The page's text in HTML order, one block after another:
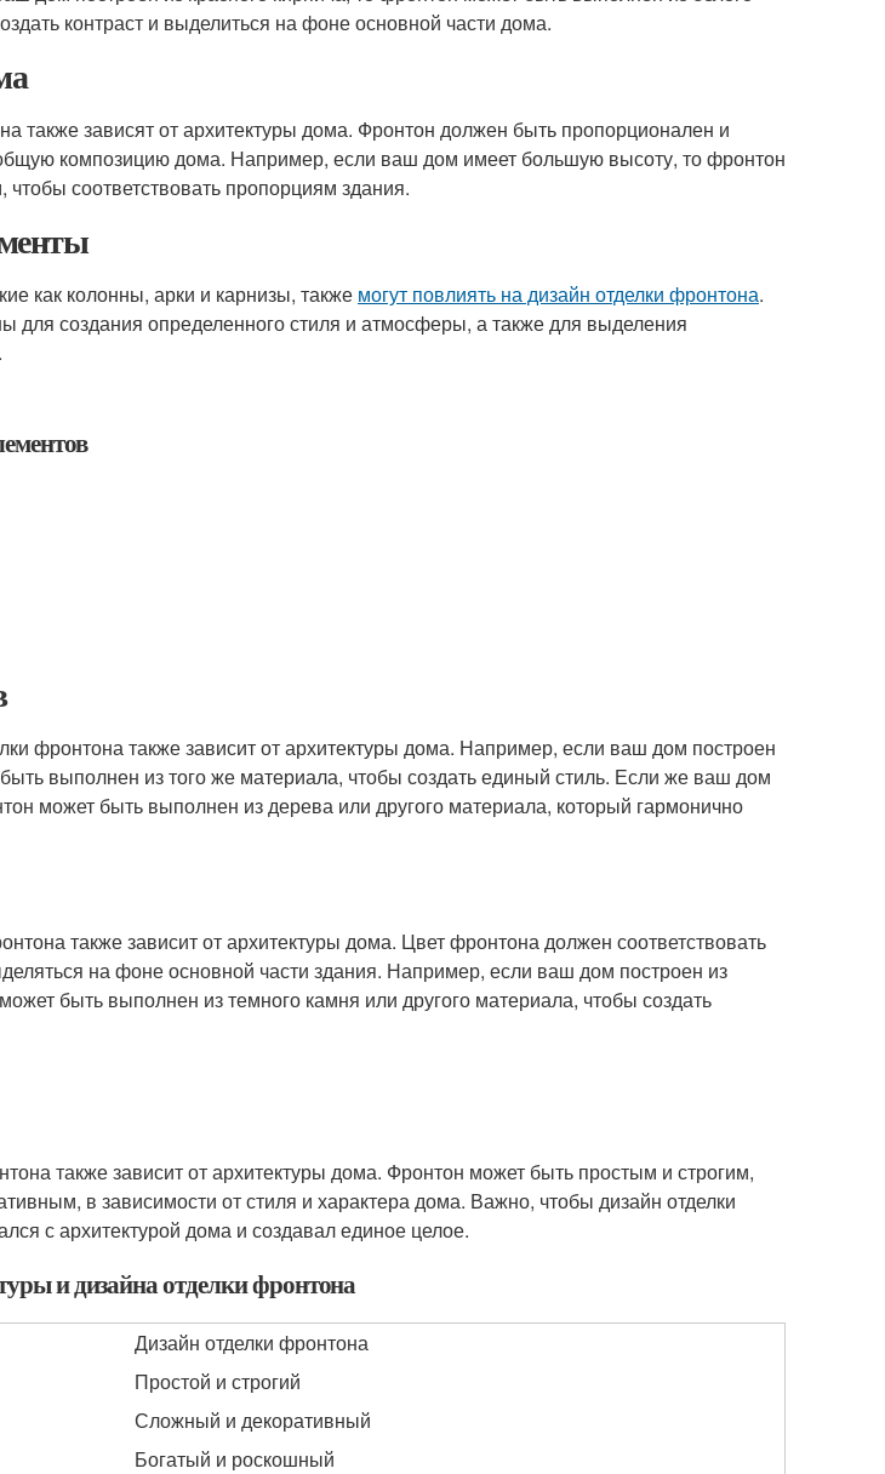
контраст и выделиться на фоне основной части дома.
также зависят от архитектуры дома. Фронтон должен быть пропорционален и
композицию дома. Например, если ваш дом имеет большую высоту, то фронтон
соответствовать пропорциям здания.
как колонны, арки и карнизы, также могут повлиять на дизайн отделки фронтона.
для создания определенного стиля и атмосферы, а также для выделения
фронтона также зависит от архитектуры дома. Например, если ваш дом построен
выполнен из того же материала, чтобы создать единый стиль. Если же ваш дом
может быть выполнен из дерева или другого материала, который гармонично
также зависит от архитектуры дома. Цвет фронтона должен соответствовать
на фоне основной части здания. Например, если ваш дом построен из
быть выполнен из темного камня или другого материала, чтобы создать
также зависит от архитектуры дома. Фронтон может быть простым и строгим,
в зависимости от стиля и характера дома. Важно, чтобы дизайн отделки
с архитектурой дома и создавал единое целое.
и дизайна отделки фронтона
Дизайн отделки фронтона
Простой и строгий
Сложный и декоративный
Богатый и роскошный